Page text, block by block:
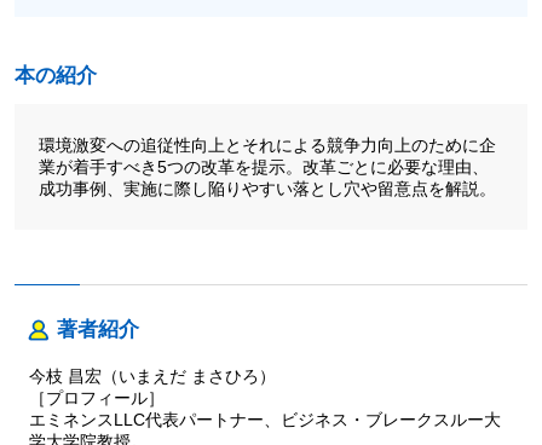
本の紹介
環境激変への追従性向上とそれによる競争力向上のために企
業が着手すべき5つの改革を提示。改革ごとに必要な理由、
成功事例、実施に際し陥りやすい落とし穴や留意点を解説。
著者紹介
今枝 昌宏（いまえだ まさひろ）
［プロフィール］
エミネンスLLC代表パートナー、ビジネス・ブレークスルー大